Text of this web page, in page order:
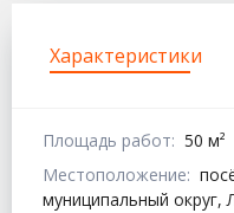
Характеристики
Площадь работ: 50 м²
Местоположение:
муниципальный округ,